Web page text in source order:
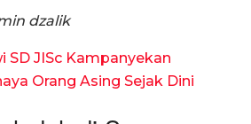
dzalik
SD JISc Kampanyekan
Orang Asing Sejak Dini